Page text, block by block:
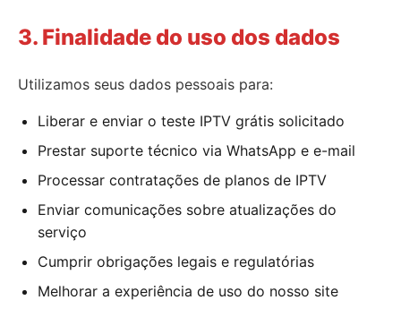
3. Finalidade do uso dos dados
Utilizamos seus dados pessoais para:
Liberar e enviar o teste IPTV grátis solicitado
Prestar suporte técnico via WhatsApp e e-mail
Processar contratações de planos de IPTV
Enviar comunicações sobre atualizações do
serviço
Cumprir obrigações legais e regulatórias
Melhorar a experiência de uso do nosso site